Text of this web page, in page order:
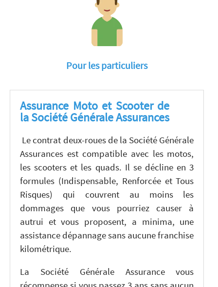
Pour les particuliers
Assurance Moto et Scooter de
la Société Générale Assurances
Le contrat deux-roues de la Société Générale
Assurances est compatible avec les motos,
les scooters et les quads. Il se décline en 3
formules (Indispensable, Renforcée et Tous
Risques) qui couvrent au moins les
dommages que vous pourriez causer à
autrui et vous proposent, a minima, une
assistance dépannage sans aucune franchise
kilométrique.
La Société Générale Assurance vous